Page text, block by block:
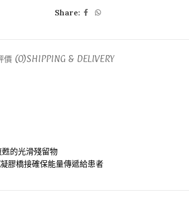
Share:
價 (0)SHIPPING & DELIVERY
的光滑殘留物
膠橋接確保能量傳遞給患者